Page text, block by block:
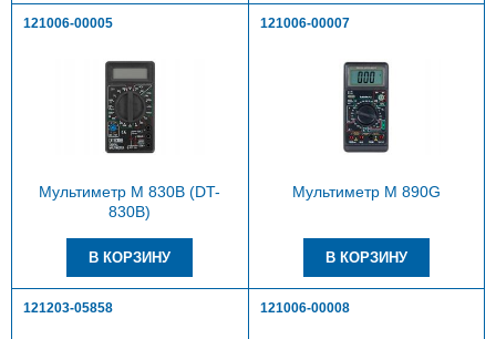
121006-00005
Мультиметр М 830В (DT-
830B)
121006-00007
Мультиметр М 890G
121203-05858 121006-00008